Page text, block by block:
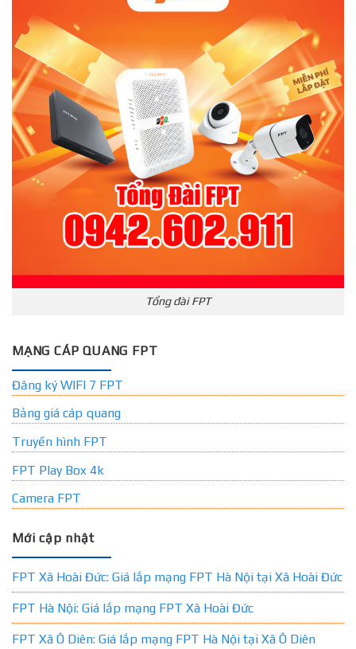
Tổng đài FPT
MẠNG CÁP QUANG FPT
Đăng ký WIFI 7 FPT
Bảng giá cáp quang
Truyền hình FPT
FPT Play Box 4k
Camera FPT
Mới cập nhật
FPT Xã Hoài Đức: Giá lắp mạng FPT Hà Nội tại Xã Hoài Đức
FPT Hà Nội: Giá lắp mạng FPT Xã Hoài Đức
FPT Xã Ô Diên: Giá lắp mạng FPT Hà Nội tại Xã Ô Diên